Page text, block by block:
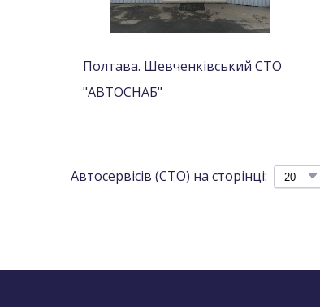
Полтава. Шевченківський СТО
"АВТОСНАБ"
Автосервісів (СТО) на сторінці: